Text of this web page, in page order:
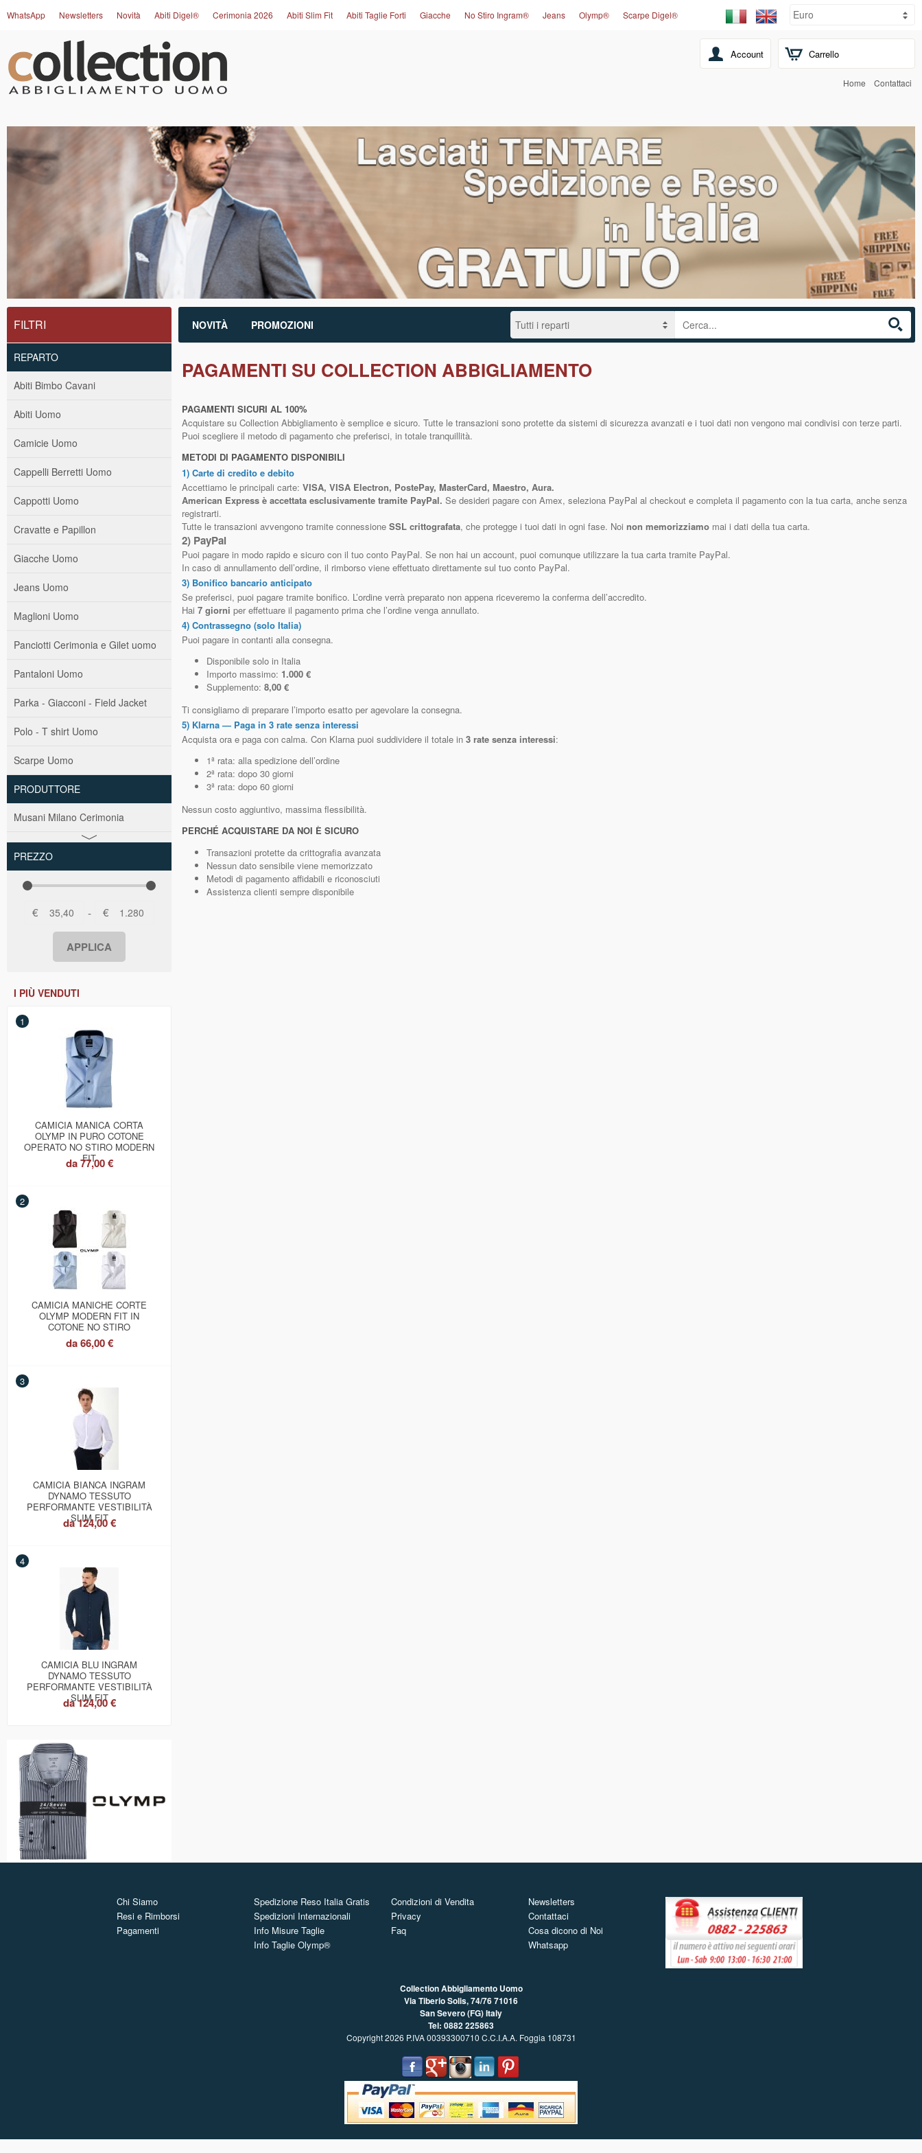
Carrello
WhatsApp Newsletters Novità Abiti Digel® Cerimonia 2026 Abiti Slim Fit Abiti Taglie Forti Giacche No Stiro Ingram® Jeans Olymp® Scarpe Digel®
Account
Home Contattaci
NOVITÀ PROMOZIONI
FILTRI
REPARTO
Abiti Bimbo Cavani
Abiti Uomo
Camicie Uomo
Cappelli Berretti Uomo
Cappotti Uomo
Cravatte e Papillon
Giacche Uomo
Jeans Uomo
Maglioni Uomo
Panciotti Cerimonia e Gilet uomo
Pantaloni Uomo
Parka - Giacconi - Field Jacket
Polo - T shirt Uomo
Scarpe Uomo
PRODUTTORE
Musani Milano Cerimonia
PREZZO
€ - €
I PIÙ VENDUTI
1
CAMICIA MANICA CORTA
OLYMP IN PURO COTONE
OPERATO NO STIRO MODERN
FIT
da77,00 €
2
CAMICIA MANICHE CORTE
OLYMP MODERN FIT IN
COTONE NO STIRO
da66,00 €
3
CAMICIA BIANCA INGRAM
DYNAMO TESSUTO
PERFORMANTE VESTIBILITÀ
SLIM FIT
da124,00 €
4
CAMICIA BLU INGRAM
DYNAMO TESSUTO
PERFORMANTE VESTIBILITÀ
SLIM FIT
da124,00 €
PAGAMENTI SU COLLECTION ABBIGLIAMENTO
PAGAMENTI SICURI AL 100%
Acquistare su Collection Abbigliamento è semplice e sicuro. Tutte le transazioni sono protette da sistemi di sicurezza avanzati e i tuoi dati non vengono mai condivisi con terze parti.
Puoi scegliere il metodo di pagamento che preferisci, in totale tranquillità.
METODI DI PAGAMENTO DISPONIBILI
1) Carte di credito e debito
Accettiamo le principali carte: VISA, VISA Electron, PostePay, MasterCard, Maestro, Aura.
American Express è accettata esclusivamente tramite PayPal. Se desideri pagare con Amex, seleziona PayPal al checkout e completa il pagamento con la tua carta, anche senza
registrarti.
Tutte le transazioni avvengono tramite connessione SSL crittografata, che protegge i tuoi dati in ogni fase. Noi non memorizziamo mai i dati della tua carta.
2) PayPal
Puoi pagare in modo rapido e sicuro con il tuo conto PayPal. Se non hai un account, puoi comunque utilizzare la tua carta tramite PayPal.
In caso di annullamento dell’ordine, il rimborso viene effettuato direttamente sul tuo conto PayPal.
3) Bonifico bancario anticipato
Se preferisci, puoi pagare tramite bonifico. L’ordine verrà preparato non appena riceveremo la conferma dell’accredito.
Hai 7 giorni per effettuare il pagamento prima che l’ordine venga annullato.
4) Contrassegno (solo Italia)
Puoi pagare in contanti alla consegna.
Disponibile solo in Italia
Importo massimo: 1.000 €
Supplemento: 8,00 €
Ti consigliamo di preparare l’importo esatto per agevolare la consegna.
5) Klarna — Paga in 3 rate senza interessi
Acquista ora e paga con calma. Con Klarna puoi suddividere il totale in 3 rate senza interessi:
1ª rata: alla spedizione dell’ordine
2ª rata: dopo 30 giorni
3ª rata: dopo 60 giorni
Nessun costo aggiuntivo, massima flessibilità.
PERCHÉ ACQUISTARE DA NOI È SICURO
Transazioni protette da crittografia avanzata
Nessun dato sensibile viene memorizzato
Metodi di pagamento affidabili e riconosciuti
Assistenza clienti sempre disponibile
Chi Siamo
Resi e Rimborsi
Pagamenti
Spedizione Reso Italia Gratis
Spedizioni Internazionali
Info Misure Taglie
Info Taglie Olymp®
Condizioni di Vendita
Privacy
Faq
Newsletters
Contattaci
Cosa dicono di Noi
Whatsapp
Collection Abbigliamento Uomo
Via Tiberio Solis, 74/7671016
San Severo (FG) Italy
Tel: 0882 225863
Copyright 2026 P.IVA 00393300710 C.C.I.A.A. Foggia 108731